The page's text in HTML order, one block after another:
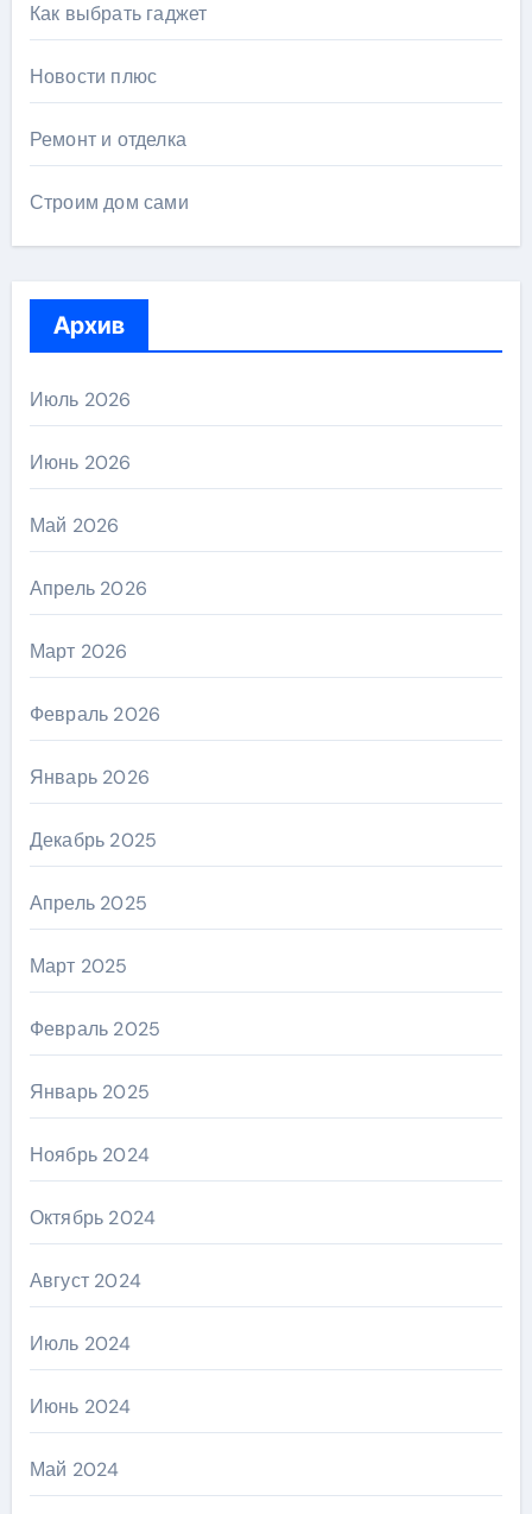
Как выбрать гаджет
Новости плюс
Ремонт и отделка
Строим дом сами
Архив
Июль 2026
Июнь 2026
Май 2026
Апрель 2026
Март 2026
Февраль 2026
Январь 2026
Декабрь 2025
Апрель 2025
Март 2025
Февраль 2025
Январь 2025
Ноябрь 2024
Октябрь 2024
Август 2024
Июль 2024
Июнь 2024
Май 2024